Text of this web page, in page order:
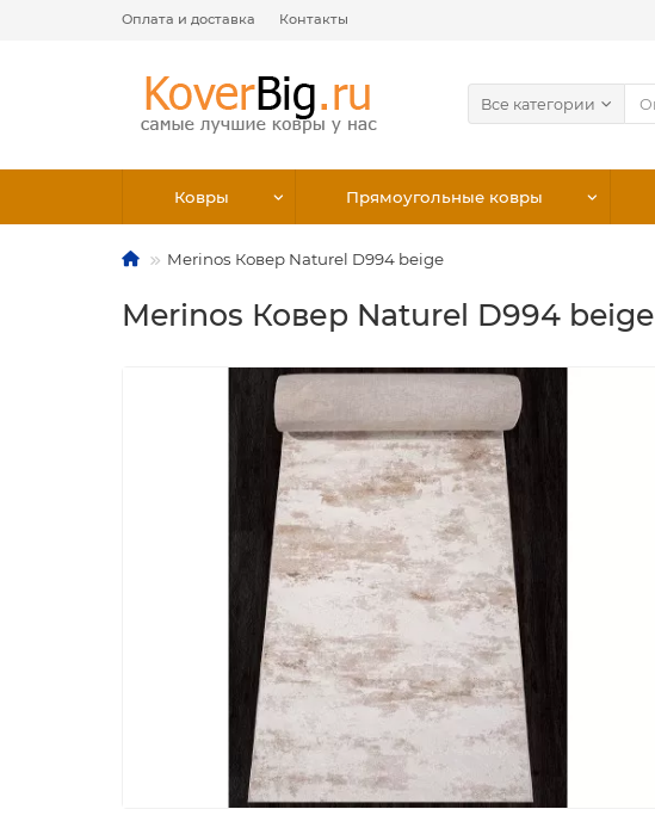
Оплата и доставка Контакты
Все категории
Ковры Прямоугольные ковры
Merinos Ковер Naturel D994 beige
Merinos Ковер Naturel D994 beige